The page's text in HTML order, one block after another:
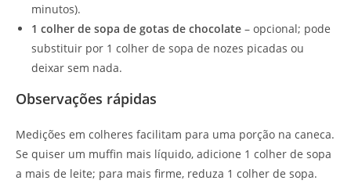
minutos).
1 colher de sopa de gotas de chocolate – opcional; pode
substituir por 1 colher de sopa de nozes picadas ou
deixar sem nada.
Observações rápidas
Medições em colheres facilitam para uma porção na caneca.
Se quiser um muffin mais líquido, adicione 1 colher de sopa
a mais de leite; para mais firme, reduza 1 colher de sopa.